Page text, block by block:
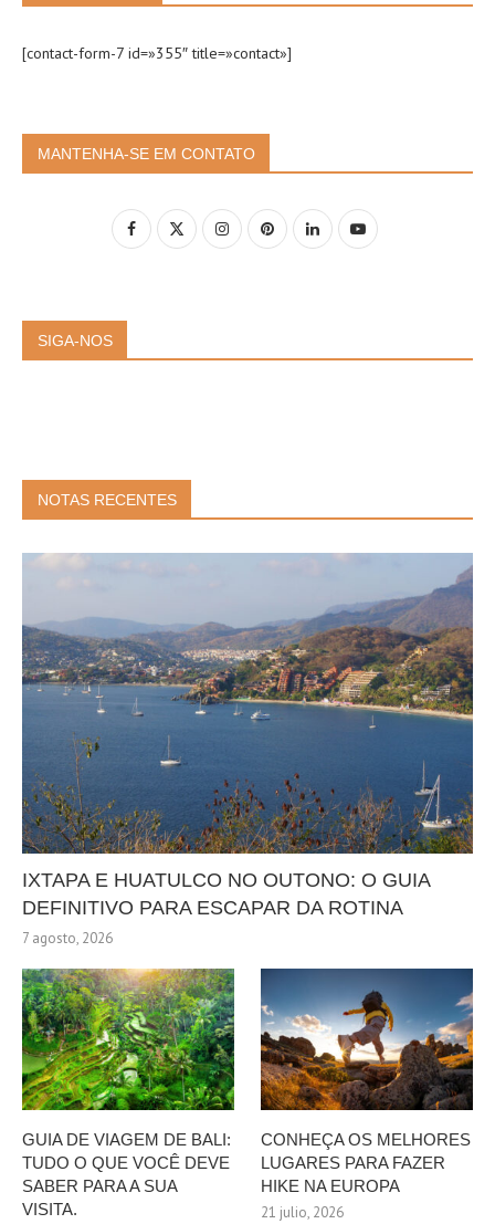
[contact-form-7 id=»355″ title=»contact»]
MANTENHA-SE EM CONTATO
SIGA-NOS
NOTAS RECENTES
IXTAPA E HUATULCO NO OUTONO: O GUIA
DEFINITIVO PARA ESCAPAR DA ROTINA
7 agosto, 2026
GUIA DE VIAGEM DE BALI:
TUDO O QUE VOCÊ DEVE
SABER PARA A SUA
VISITA.
CONHEÇA OS MELHORES
LUGARES PARA FAZER
HIKE NA EUROPA
21 julio, 2026